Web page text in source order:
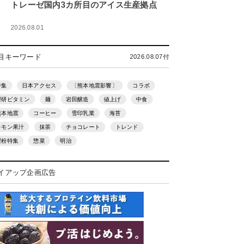
トレーゼ国内3カ所目のアイス生産拠点
2026.08.01
キーワード 2026.08.07付
集 日本アクセス 〔熊本地震影響〕 コラボ
研ビタミン 麺 岩田醸造 値上げ 中食
本地震 コーヒー 雪印乳業 海苔
モン果汁 抹茶 チョコレート トレンド
粉特集 惣菜 明治
アップ企画広告